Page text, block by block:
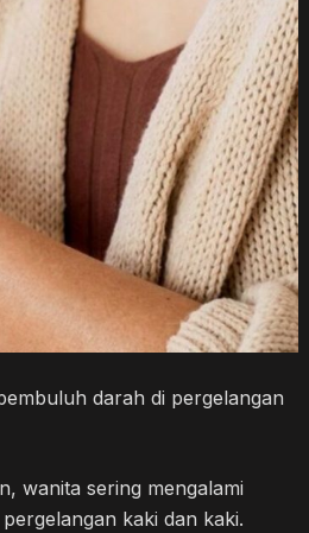
darah di pergelangan
wanita sering mengalami
kaki dan kaki.